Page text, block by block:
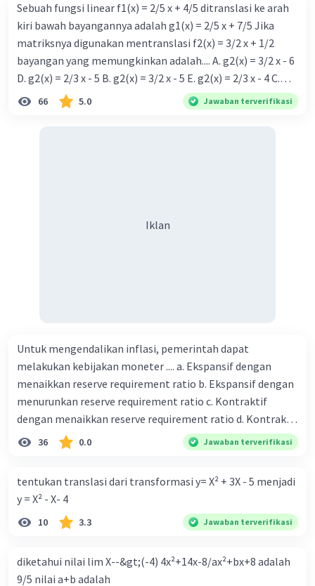
Sebuah fungsi linear f1(x) = 2/5 x + 4/5 ditranslasi ke arah
kiri bawah bayangannya adalah g1(x) = 2/5 x + 7/5 Jika
matriksnya digunakan mentranslasi f2(x) = 3/2 x + 1/2
bayangan yang memungkinkan adalah.... A. g2(x) = 3/2 x - 6
D. g2(x) = 2/3 x - 5 B. g2(x) = 3/2 x - 5 E. g2(x) = 2/3 x - 4 C.
g{2}(x) = 3/2 x + 5
66 5.0 Jawaban terverifikasi
Iklan
Untuk mengendalikan inflasi, pemerintah dapat
melakukan kebijakan moneter .... a. Ekspansif dengan
menaikkan reserve requirement ratio b. Ekspansif dengan
menurunkan reserve requirement ratio c. Kontraktif
dengan menaikkan reserve requirement ratio d. Kontraktif
dengan menurunkan reserve requirement ratio e.
Ekspansif dengan menaikkan tingkat diskonto Bila Bank
ceteris paribus maka .... a. Menimbulkan inflasi di mana
bentuk kurva jumlah uang beredar (penawaran uang) naik
dari kiri bawah ke kanan atas b. Menimbulkan deflasi di
uang) naik dari kiri bawah ke kanan atas c. Tingkat bunga
meningkat di mana bentuk kurva jumlah uang beredar
36 0.0 Jawaban terverifikasi
tentukan translasi dari transformasi y= X² + 3X - 5 menjadi
y = X² - X- 4
10 3.3 Jawaban terverifikasi
diketahui nilai lim X--&gt;(-4) 4x²+14x-8/ax²+bx+8 adalah
9/5 nilai a+b adalah